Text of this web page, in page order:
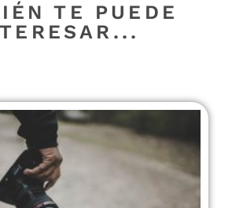
TE PUEDE